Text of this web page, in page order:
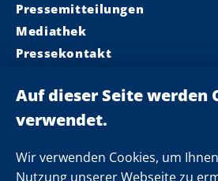
Wir verwenden Cookies, um
Nutzung unserer Webseite zu
Pressemitteilungen
Mediathek
Pressekontakt
Landeskabinett
Einsamkeit